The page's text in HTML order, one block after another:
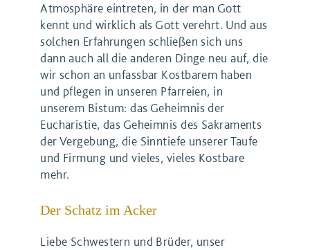
Atmosphäre eintreten, in der man Gott
kennt und wirklich als Gott verehrt. Und aus
solchen Erfahrungen schließen sich uns
dann auch all die anderen Dinge neu auf, die
wir schon an unfassbar Kostbarem haben
und pflegen in unseren Pfarreien, in
unserem Bistum: das Geheimnis der
Eucharistie, das Geheimnis des Sakraments
der Vergebung, die Sinntiefe unserer Taufe
und Firmung und vieles, vieles Kostbare
mehr.
Der Schatz im Acker
Liebe Schwestern und Brüder, unser